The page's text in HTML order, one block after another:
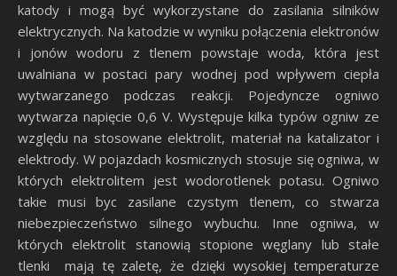
katody i mogą być wykorzystane do zasilania silników
elektrycznych. Na katodzie w wyniku połączenia elektronów
i jonów wodoru z tlenem powstaje woda, która jest
uwalniana w postaci pary wodnej pod wpływem ciepła
wytwarzanego podczas reakcji. Pojedyncze ogniwo
wytwarza napięcie 0,6 V. Występuje kilka typów ogniw ze
względu na stosowane elektrolit, materiał na katalizator i
elektrody. W pojazdach kosmicznych stosuje się ogniwa, w
których elektrolitem jest wodorotlenek potasu. Ogniwo
takie musi byc zasilane czystym tlenem, co stwarza
niebezpieczeństwo silnego wybuchu. Inne ogniwa, w
których elektrolit stanowią stopione węglany lub stałe
tlenki mają tę zaletę, że dzięki wysokiej temperaturze